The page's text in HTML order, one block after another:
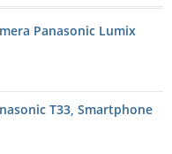
Panasonic Lumix
T33, Smartphone